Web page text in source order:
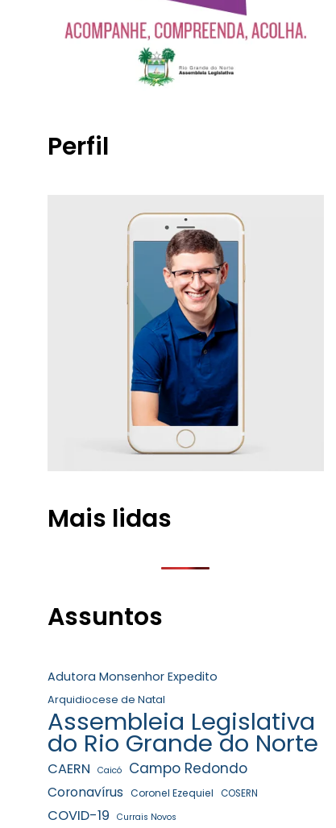
Perfil
Mais lidas
Assuntos
Adutora Monsenhor Expedito
Arquidiocese de Natal
Assembleia Legislativa
do Rio Grande do Norte
CAERN Caicó Campo Redondo
Coronavírus Coronel Ezequiel COSERN
COVID-19 Currais Novos